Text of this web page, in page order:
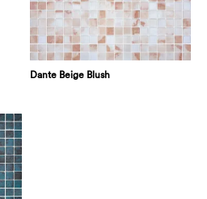
Dante Beige Blush